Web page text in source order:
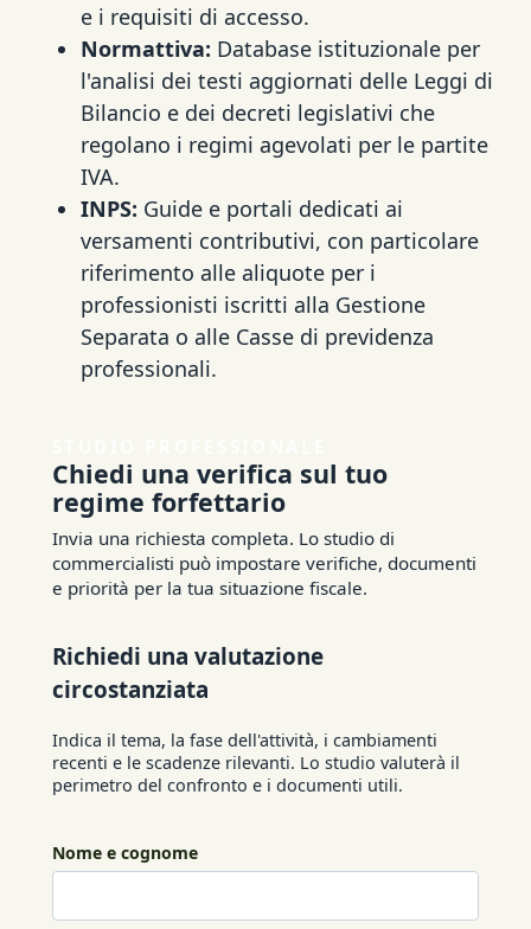
e i requisiti di accesso.
Normattiva: Database istituzionale per
l'analisi dei testi aggiornati delle Leggi di
Bilancio e dei decreti legislativi che
regolano i regimi agevolati per le partite
IVA.
INPS: Guide e portali dedicati ai
versamenti contributivi, con particolare
riferimento alle aliquote per i
professionisti iscritti alla Gestione
Separata o alle Casse di previdenza
professionali.
Chiedi una verifica sul tuo
regime forfettario
Invia una richiesta completa. Lo studio di
commercialisti può impostare verifiche, documenti
e priorità per la tua situazione fiscale.
Richiedi una valutazione
circostanziata
Indica il tema, la fase dell'attività, i cambiamenti
recenti e le scadenze rilevanti. Lo studio valuterà il
perimetro del confronto e i documenti utili.
Nome e cognome